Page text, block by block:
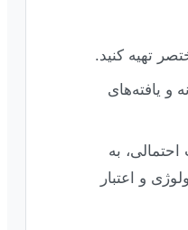
تهیه کنید.
و یافته‌های
به
و اعتبار